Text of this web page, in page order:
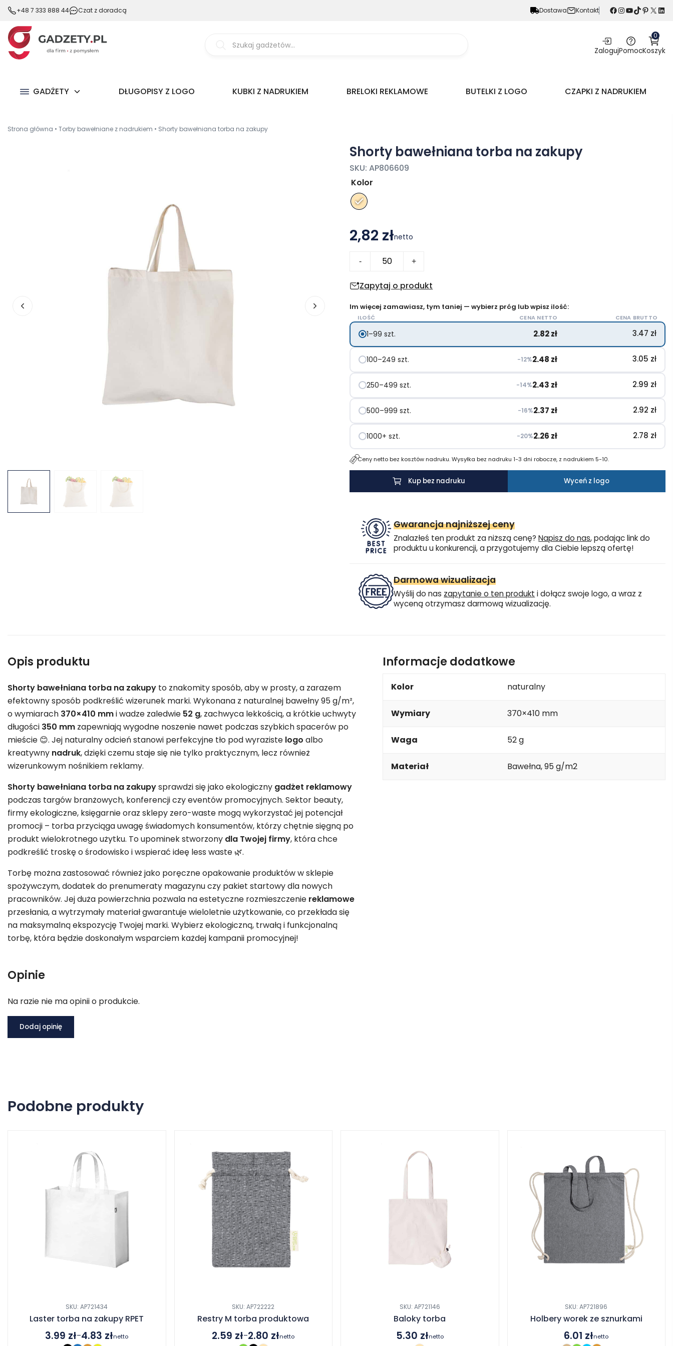
+48 7 333 888 44 Czat z doradcą Dostawa Kontakt Facebook InstagramYouTube TikTok Pinterest X LinkedIn
produktów ZalogujPomoc
0
Koszyk
GADŻETY DŁUGOPISY Z LOGO KUBKI Z NADRUKIEM BRELOKI REKLAMOWE BUTELKI Z LOGO CZAPKI Z NADRUKIEM
Strona główna • Torby bawełniane z nadrukiem • Shorty bawełniana torba na zakupy
Shorty bawełniana torba na zakupy
SKU:AP806609
Kolor
2,82 złnetto
-
bawełniana
na
zakupy
+
Zapytaj o produkt
Im więcej zamawiasz, tym taniej — wybierz próg lub wpisz ilość:
ILOŚĆ CENA NETTO CENA BRUTTO
1–99 szt. 2.82zł 3.47 zł
100–249 szt. −12%2.48 zł 3.05 zł
250–499 szt. −14%2.43 zł 2.99 zł
500–999 szt. −16%2.37 zł 2.92 zł
1000+ szt. −20%2.26 zł 2.78 zł
Ceny netto bez kosztów nadruku. Wysyłka bez nadruku 1-3 dni robocze, z nadrukiem 5-10.
Kup bez nadruku Wyceń z logo
Gwarancja najniższej ceny
Znalazłeś ten produkt za niższą cenę?Napisz do nas, podając link do
produktu u konkurencji, a przygotujemy dla Ciebie lepszą ofertę!
Darmowa wizualizacja
Wyślij do nas zapytanie o ten produkt i dołącz swoje logo, a wraz z
wyceną otrzymasz darmową wizualizację.
Opis produktu
Shorty bawełniana torba na zakupy to znakomity sposób, aby w prosty, a zarazem
efektowny sposób podkreślić wizerunek marki. Wykonana z naturalnej bawełny 95 g/m²,
o wymiarach 370×410 mmi wadze zaledwie 52 g, zachwyca lekkością, a krótkie uchwyty
długości 350 mm zapewniają wygodne noszenie nawet podczas szybkich spacerów po
mieście 😊. Jej naturalny odcień stanowi perfekcyjne tło pod wyraziste logo albo
kreatywny nadruk, dzięki czemu staje się nie tylko praktycznym, lecz również
wizerunkowym nośnikiem reklamy.
Shorty bawełniana torba na zakupysprawdzi się jako ekologiczny gadżet reklamowy
podczas targów branżowych, konferencji czy eventów promocyjnych. Sektor beauty,
firmy ekologiczne, księgarnie oraz sklepy zero-waste mogą wykorzystać jej potencjał
promocji – torba przyciąga uwagę świadomych konsumentów, którzy chętnie sięgną po
produkt wielokrotnego użytku. To upominek stworzony dla Twojej firmy, która chce
podkreślić troskę o środowisko i wspierać ideę less waste 🌿.
Torbę można zastosować również jako poręczne opakowanie produktów w sklepie
spożywczym, dodatek do prenumeraty magazynu czy pakiet startowy dla nowych
pracowników. Jej duża powierzchnia pozwala na estetyczne rozmieszczenie reklamowe
przesłania, a wytrzymały materiał gwarantuje wieloletnie użytkowanie, co przekłada się
na maksymalną ekspozycję Twojej marki. Wybierz ekologiczną, trwałą i funkcjonalną
torbę, która będzie doskonałym wsparciem każdej kampanii promocyjnej!
Informacje dodatkowe
Kolor naturalny
Wymiary 370×410 mm
Waga 52 g
Materiał Bawełna, 95 g/m2
Opinie
Na razie nie ma opinii o produkcie.
Dodaj opinię
Podobne produkty
SKU: AP721434
Laster torba na zakupy RPET
3.99 zł–4.83 złnetto
SKU: AP722222
Restry M torba produktowa
2.59 zł–2.80 złnetto
SKU: AP721146
Baloky torba
5.30 złnetto
SKU: AP721896
Holbery worek ze sznurkami
6.01 złnetto